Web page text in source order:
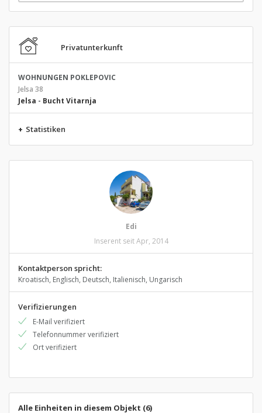
Privatunterkunft
WOHNUNGEN POKLEPOVIC
Jelsa 38
Jelsa - Bucht Vitarnja
+ Statistiken
Edi
Inserent seit Apr, 2014
Kontaktperson spricht:
Kroatisch, Englisch, Deutsch, Italienisch, Ungarisch
Verifizierungen
E-Mail verifiziert
Telefonnummer verifiziert
Ort verifiziert
Alle Einheiten in diesem Objekt (6)